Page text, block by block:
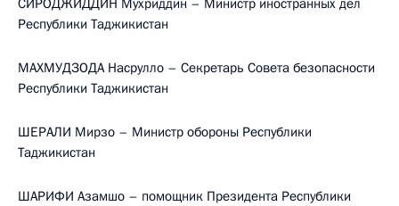
СИРОДЖИДДИН Мухриддин – Министр иностранных дел
Республики Таджикистан
МАХМУДЗОДА Насрулло – Секретарь Совета безопасности
Республики Таджикистан
ШЕРАЛИ Мирзо – Министр обороны Республики
Таджикистан
ШАРИФИ Азамшо – помощник Президента Республики